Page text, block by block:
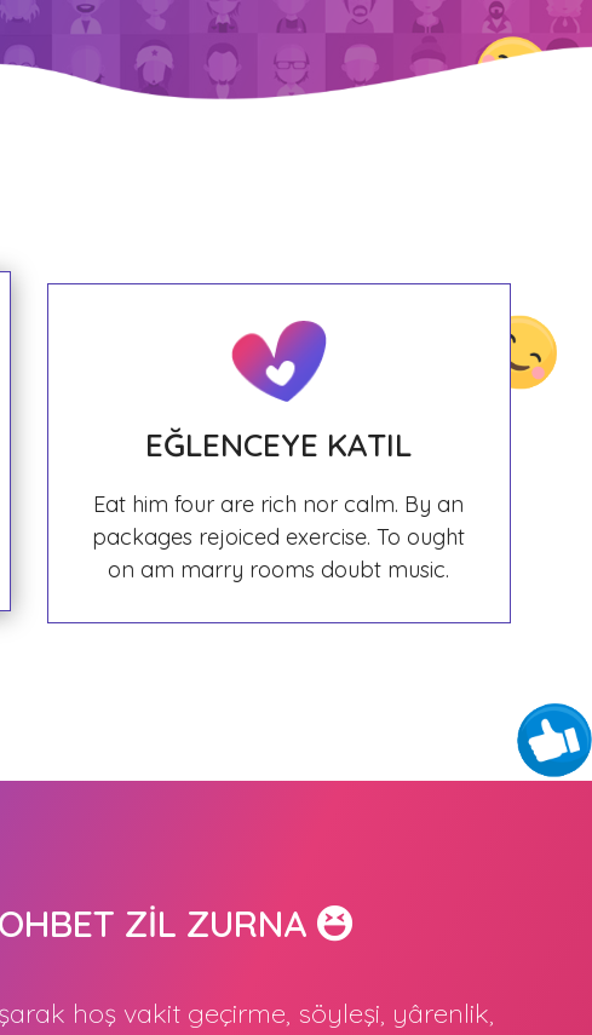
EĞLENCEYE KATIL
Eat him four are rich nor calm. By an
packages rejoiced exercise. To ought
on am marry rooms doubt music.
ZİL ZURNA
hoş vakit geçirme, söyleşi, yârenlik,